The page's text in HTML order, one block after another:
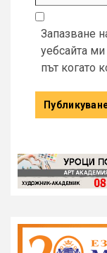
Запазване
уебсайта
път когато